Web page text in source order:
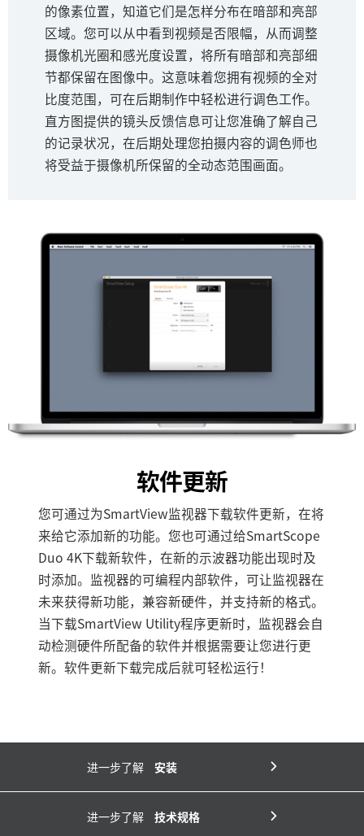
的像素位置，知道它们是怎样分布在暗部和亮部
区域。您可以从中看到视频是否限幅，从而调整
摄像机光圈和感光度设置，将所有暗部和亮部细
节都保留在图像中。这意味着您拥有视频的全对
比度范围，可在后期制作中轻松进行调色工作。
直方图提供的镜头反馈信息可让您准确了解自己
的记录状况，在后期处理您拍摄内容的调色师也
将受益于摄像机所保留的全动态范围画面。
软件更新
您可通过为SmartView监视器下载软件更新，在将
来给它添加新的功能。您也可通过给SmartScope
Duo 4K下载新软件，在新的示波器功能出现时及
时添加。监视器的可编程内部软件，可让监视器在
未来获得新功能，兼容新硬件，并支持新的格式。
当下载SmartView Utility程序更新时，监视器会自
动检测硬件所配备的软件并根据需要让您进行更
新。软件更新下载完成后就可轻松运行！
进一步了解 安装
进一步了解 技术规格